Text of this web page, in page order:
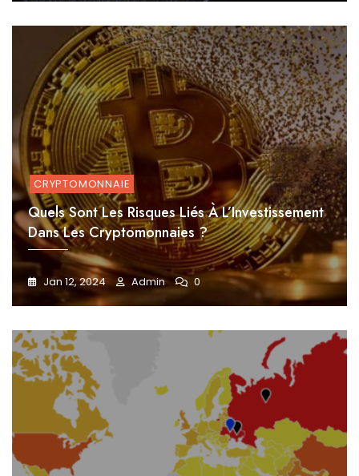
CRYPTOMONNAIE
Quels Sont Les Risques Liés À L’Investissement
Dans Les Cryptomonnaies ?
Jan 12, 2024 Admin 0